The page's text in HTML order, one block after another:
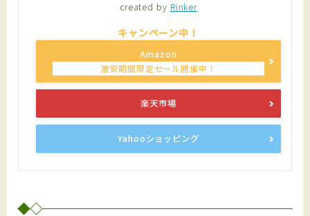
created by Rinker
Amazon
楽天市場
Yahooショッピング